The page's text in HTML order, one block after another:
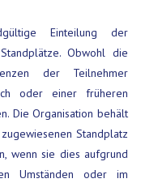
Einteilung der
Obwohl die
der Teilnehmer
oder einer früheren
Die Organisation behält
Standplatz
wenn sie dies aufgrund
Umständen oder im